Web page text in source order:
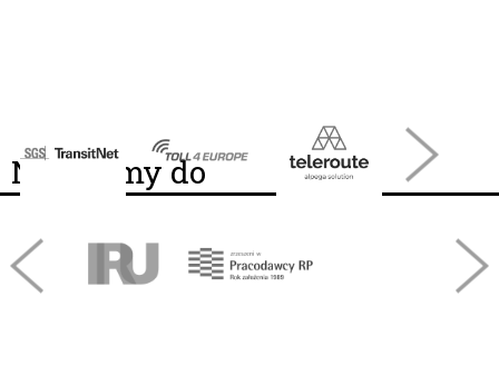
Należymy do